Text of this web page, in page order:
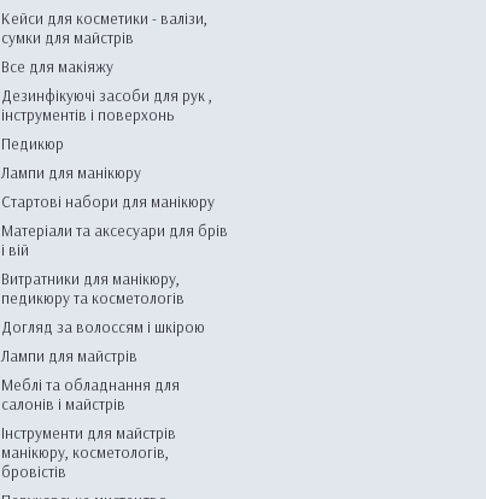
Кейси для косметики - валізи,
сумки для майстрів
Все для макіяжу
Дезинфікуючі засоби для рук ,
інструментів і поверхонь
Педикюр
Лампи для манікюру
Стартові набори для манікюру
Матеріали та аксесуари для брів
і вій
Витратники для манікюру,
педикюру та косметологів
Догляд за волоссям і шкірою
Лампи для майстрів
Меблі та обладнання для
салонів і майстрів
Інструменти для майстрів
манікюру, косметологів,
бровістів